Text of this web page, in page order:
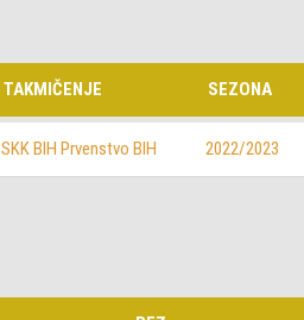
TAKMIČENJE SEZONA
SKK BIH Prvenstvo BIH 2022/2023